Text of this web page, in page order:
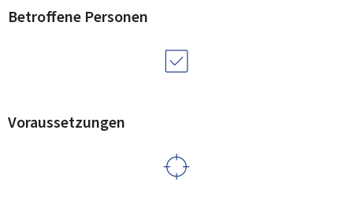
Betroffene Personen
Voraussetzungen